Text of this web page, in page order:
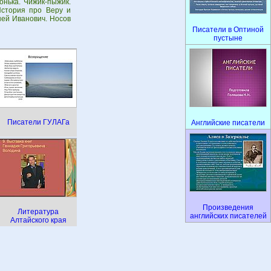
Чижик-пыжик.
про Веру и
Иванович. Носов
Писатели ГУЛАГа
Литература
Алтайского края
Писатели в Оптиной
пустыне
Английские писатели
Произведения
английских писателей